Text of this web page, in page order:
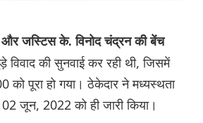
जस्टिस के. विनोद चंद्रन की बेंच
की सुनवाई कर रही थी, जिसमें
को पूरा हो गया। ठेकेदार ने मध्यस्थता
जून, 2022 को ही जारी किया।